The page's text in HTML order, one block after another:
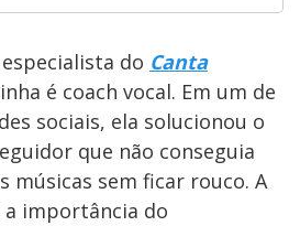
do Canta
é coach vocal. Em um de
sociais, ela solucionou o
que não conseguia
músicas sem ficar rouco. A
importância do